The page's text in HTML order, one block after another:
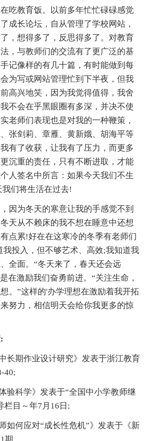
吃教育饭。以前多年忙忙碌碌感觉
成长论坛，自从管理了学校网站，
，想得多了，反思得多了。对教育
，与教师们的交流有了更广泛的基
记像样的有几十篇，有时能做到每
为写或网站管理忙到下半夜，但我
高兴地笑，因为我觉得值得，我舍
不会在乎黑眼圈有多深，并决不使
老师们表现也是对我的一种鞭策，
张剑莉、章雁、黄新娥、胡海平等
有了收获，让我有了压力，而更多
沉重的责任，只有不断进取，才能
人签名中所言：如果今天我们不生
们将生活在过去!
因为冬天的寒意让我的手感觉不到
天从不赖床的我不想在睡意中还想
点累!好在在这寒冷的冬季有老师们
我投入，但不够艺术、高效;我知道我
全面。“冬天来了，春天还会远
在激励我们奋勇前进。“关注生命，
。”这样的'办学理想在激励着我开拓
努力，相信明天会给你我更多的惊
长期作业设计研究》发表于浙江教育
40;
验科学》发表于“全国中小学教师继
栏目～年7月16日;
如何应对“成长性危机”》发表于《新
。